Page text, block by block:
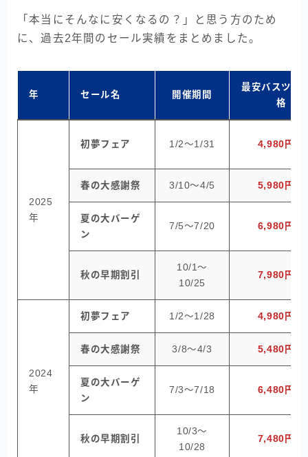
「本当にそんなに安くなるの？」と思う方のため
に、過去2年間のセール実績をまとめました。
年 セール名 開催期間
最安バスツア
格
2025
年
初夢フェア 1/2〜1/31 4,980円〜
春の大感謝祭 3/10〜4/5 5,980円〜
夏の大バーゲ
ン
7/5〜7/20 6,980円〜
秋の早期割引
10/1〜
10/25
7,980円〜
2024
年
初夢フェア 1/2〜1/28 4,980円〜
春の大感謝祭 3/8〜4/3 5,480円〜
夏の大バーゲ
ン
7/3〜7/18 6,480円〜
秋の早期割引
10/3〜
10/28
7,480円〜